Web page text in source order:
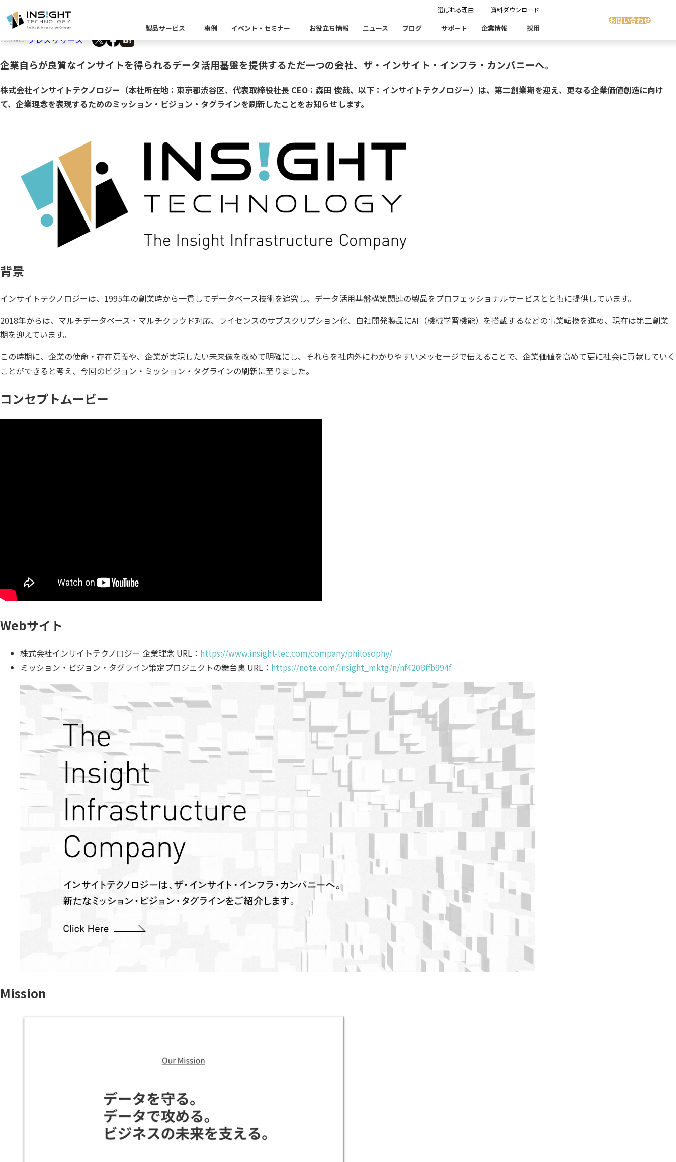
選ばれる理由 資料ダウンロード
製品サービス
キーワードから探す
製品一覧
データ統合／分析
プラットフォーム
データ資産管理ソフトウェア
データ統合・管理・配信
ソリューション
データマスキングソフトウェア
データ利活用コンサルティング・データ統合コンサルティング・
データ統合 データ可視化・活用基盤 データセキュリティ
プロフェッショナルサービス
課題に関する製品をこちらから探すことができます。
製品検索
異種データベース移行時のよくある課題
キーワードから探す
キーワードに関連する製品をこちらから探すことができます。
データベースバージョンアップ データベース構築 データベース監査
データ統合 データ連携 フリーテキストマスキング メタデータ管理 レプリケーション
仮想環境（VMware）移行 個人情報保護 匿名化
業界特有の課題・ユースケース・関連製品・事例をこちらから探すことができます。
製品検索
情報通信業
Insight Catalog Insight SQL Testing Insight Masking
Dbvisit StandbyMP Insight Consulting
事例 イベント・セミナー
イベント セミナー db tech showcase
お役立ち情報 ニュース ブログ
Insight Blog CxOリレーブログ CEOブログ
サポート 企業情報
企業理念 代表あいさつ 会社概要 沿革
採用
お問い合わせ
データベースの技術者集団インサイトテクノロジーが第二創業期を迎え、ミッション・ビジョン・タグラインを刷新。
2023.06.01プレスリリース
企業自らが良質なインサイトを得られるデータ活用基盤を提供するただ一つの会社、ザ・インサイト・インフラ・カンパニーへ。
株式会社インサイトテクノロジー（本社所在地：東京都渋谷区、代表取締役社長 CEO：森田 俊哉、以下：インサイトテクノロジー）は、第二創業期を迎え、更なる企業価値創造に向け
て、企業理念を表現するためのミッション・ビジョン・タグラインを刷新したことをお知らせします。
背景
インサイトテクノロジーは、1995年の創業時から一貫してデータベース技術を追究し、データ活用基盤構築関連の製品をプロフェッショナルサービスとともに提供しています。
2018年からは、マルチデータベース・マルチクラウド対応、ライセンスのサブスクリプション化、自社開発製品にAI（機械学習機能）を搭載するなどの事業転換を進め、現在は第二創業
期を迎えています。
この時期に、企業の使命・存在意義や、企業が実現したい未来像を改めて明確にし、それらを社内外にわかりやすいメッセージで伝えることで、企業価値を高めて更に社会に貢献していく
ことができると考え、今回のビジョン・ミッション・タグラインの刷新に至りました。
コンセプトムービー
Webサイト
株式会社インサイトテクノロジー 企業理念 URL： https://www.insight-tec.com/company/philosophy/
ミッション・ビジョン・タグライン策定プロジェクトの舞台裏 URL： https://note.com/insight_mktg/n/nf4208ffb994f
Mission